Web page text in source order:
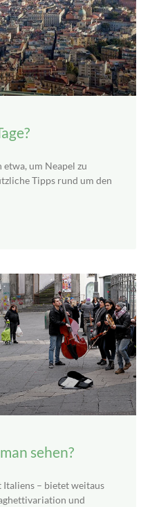
etwa, um Neapel zu
Tipps rund um den
sehen?
– bietet weitaus
und